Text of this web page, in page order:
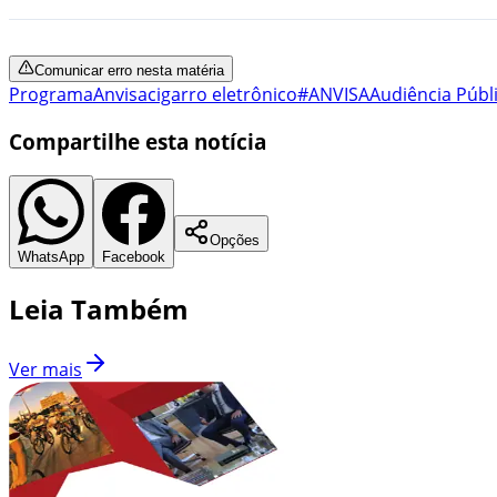
Comunicar erro nesta matéria
ProgramaAnvisacigarro eletrônico#ANVISAAudiência
Compartilhe esta notícia
WhatsApp Facebook
Opções
Leia Também
Ver mais